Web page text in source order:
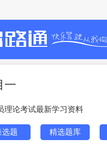
一
理论考试最新学习资料
选题 精选题库